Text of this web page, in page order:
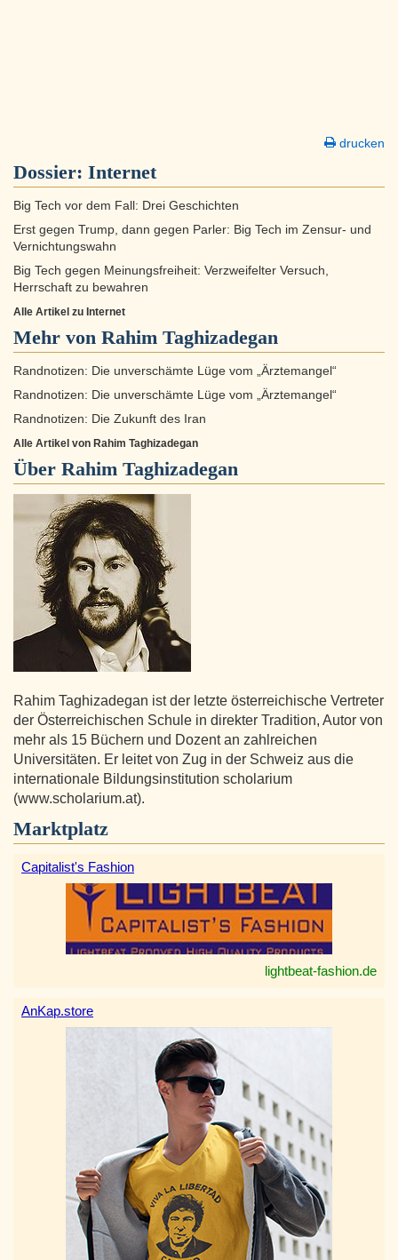
drucken
Dossier: Internet
Big Tech vor dem Fall: Drei Geschichten
Erst gegen Trump, dann gegen Parler: Big Tech im Zensur- und
Vernichtungswahn
Big Tech gegen Meinungsfreiheit: Verzweifelter Versuch,
Herrschaft zu bewahren
Alle Artikel zu Internet
Mehr von Rahim Taghizadegan
Randnotizen: Die unverschämte Lüge vom „Ärztemangel“
Randnotizen: Die unverschämte Lüge vom „Ärztemangel“
Randnotizen: Die Zukunft des Iran
Alle Artikel von Rahim Taghizadegan
Über Rahim Taghizadegan
Rahim Taghizadegan ist der letzte österreichische Vertreter
der Österreichischen Schule in direkter Tradition, Autor von
mehr als 15 Büchern und Dozent an zahlreichen
Universitäten. Er leitet von Zug in der Schweiz aus die
internationale Bildungsinstitution scholarium
(www.scholarium.at).
Marktplatz
Capitalist's Fashion
lightbeat-fashion.de
AnKap.store